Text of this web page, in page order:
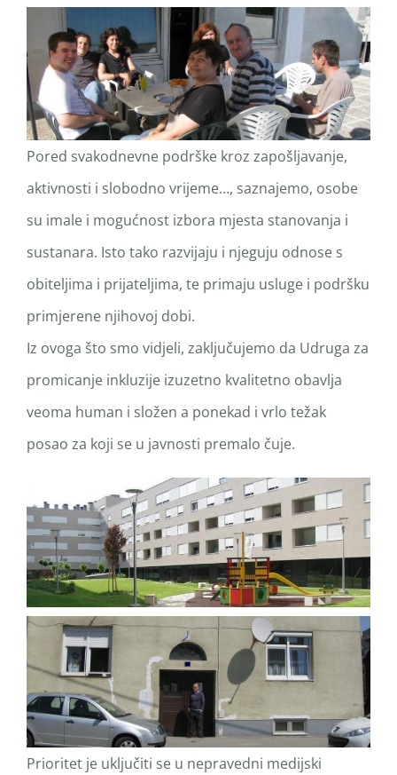
Pored svakodnevne podrške kroz zapošljavanje,
aktivnosti i slobodno vrijeme…, saznajemo, osobe
su imale i mogućnost izbora mjesta stanovanja i
sustanara. Isto tako razvijaju i njeguju odnose s
obiteljima i prijateljima, te primaju usluge i podršku
primjerene njihovoj dobi.
Iz ovoga što smo vidjeli, zaključujemo da Udruga za
promicanje inkluzije izuzetno kvalitetno obavlja
veoma human i složen a ponekad i vrlo težak
posao za koji se u javnosti premalo čuje.
Prioritet je uključiti se u nepravedni medijski